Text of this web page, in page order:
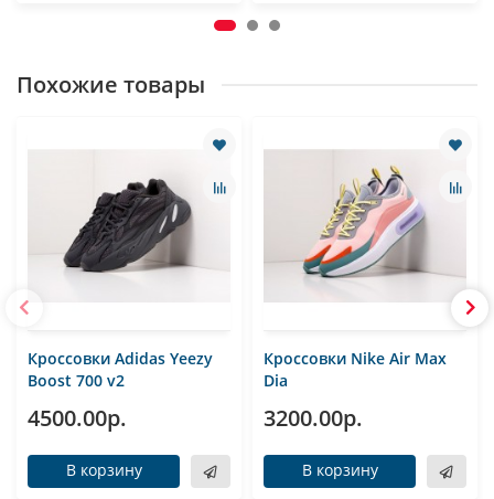
Похожие товары
Кроссовки Adidas Yeezy
Boost 700 v2
4500.00р.
В корзину
Кроссовки Nike Air Max
Dia
3200.00р.
В корзину